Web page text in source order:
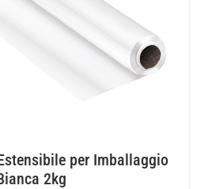
per Imballaggio
2kg